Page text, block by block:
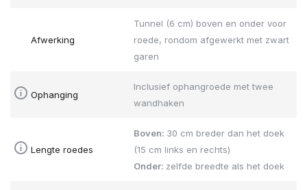
Afwerking
Tunnel (6 cm) boven en onder voor
roede, rondom afgewerkt met zwart
garen
Ophanging
Inclusief ophangroede met twee
wandhaken
Lengte roedes
Boven: 30 cm breder dan het doek
(15 cm links en rechts)
Onder: zelfde breedte als het doek